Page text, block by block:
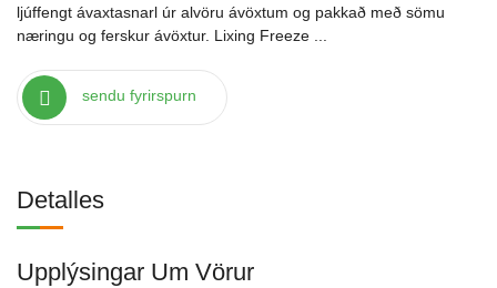
ljúffengt ávaxtasnarl úr alvöru ávöxtum og pakkað með sömu
næringu og ferskur ávöxtur. Lixing Freeze ...
sendu fyrirspurn
Detalles
Upplýsingar Um Vörur